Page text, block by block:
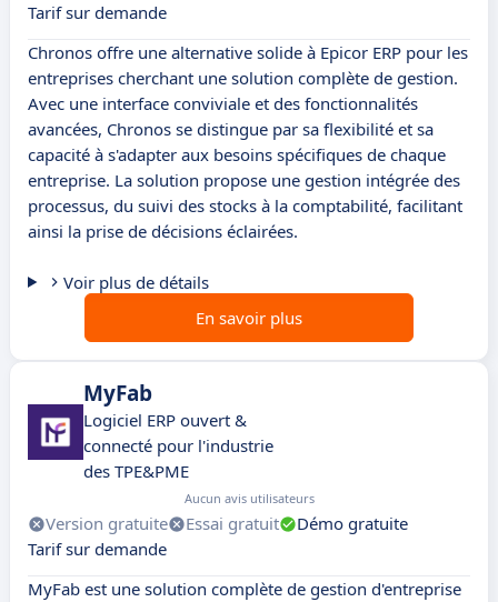
Tarif sur demande
Chronos offre une alternative solide à Epicor ERP pour les
entreprises cherchant une solution complète de gestion.
Avec une interface conviviale et des fonctionnalités
avancées, Chronos se distingue par sa flexibilité et sa
capacité à s'adapter aux besoins spécifiques de chaque
entreprise. La solution propose une gestion intégrée des
processus, du suivi des stocks à la comptabilité, facilitant
ainsi la prise de décisions éclairées.
Voir plus de détails
En savoir plus
MyFab
Logiciel ERP ouvert &
connecté pour l'industrie
des TPE&PME
Aucun avis utilisateurs
Version gratuite Essai gratuit
Démo gratuite
Tarif sur demande
MyFab est une solution complète de gestion d'entreprise